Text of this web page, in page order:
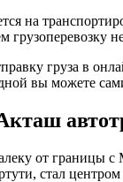
на
грузоперевозку
груза в
вы можете
от границы
стал центром